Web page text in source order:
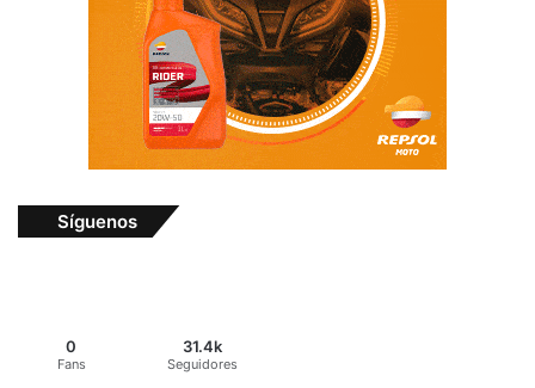
Síguenos
0
Fans
31.4k
Seguidores